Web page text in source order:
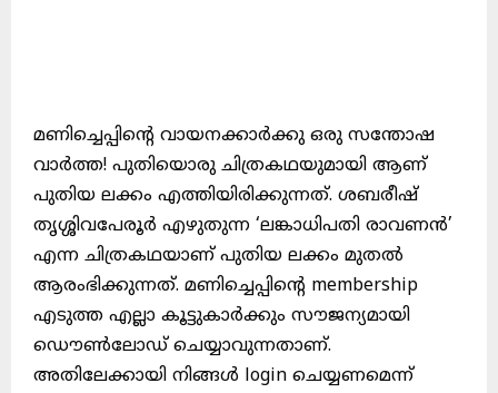
മണിച്ചെപ്പിന്റെ വായനക്കാർക്കു ഒരു സന്തോഷ
വാർത്ത! പുതിയൊരു ചിത്രകഥയുമായി ആണ്
പുതിയ ലക്കം എത്തിയിരിക്കുന്നത്. ശബരീഷ്
തൃശ്ശിവപേരൂർ എഴുതുന്ന ‘ലങ്കാധിപതി രാവണൻ’
എന്ന ചിത്രകഥയാണ് പുതിയ ലക്കം മുതൽ
ആരംഭിക്കുന്നത്. മണിച്ചെപ്പിന്റെ membership
എടുത്ത എല്ലാ കൂട്ടുകാർക്കും സൗജന്യമായി
ഡൌൺലോഡ് ചെയ്യാവുന്നതാണ്.
അതിലേക്കായി നിങ്ങൾ login ചെയ്യണമെന്ന്